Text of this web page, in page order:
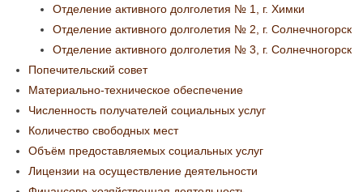
Отделение активного долголетия № 1, г. Химки
Отделение активного долголетия № 2, г. Солнечногорск
Отделение активного долголетия № 3, г. Солнечногорск
Попечительский совет
Материально-техническое обеспечение
Численность получателей социальных услуг
Количество свободных мест
Объём предоставляемых социальных услуг
Лицензии на осуществление деятельности